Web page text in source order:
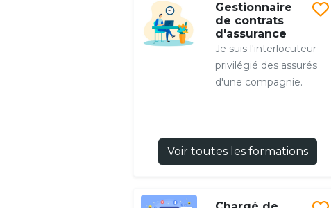
Gestionnaire
de contrats
d'assurance
Je suis l'interlocuteur
privilégié des assurés
d'une compagnie.
Voir toutes les formations